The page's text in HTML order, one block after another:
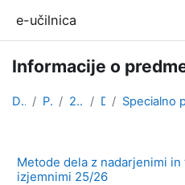
e-učilnica
Informacije o
Domov Predmeti 2025/2026 Drugo
Metode dela z nadarjenimi
izjemnimi 25/26